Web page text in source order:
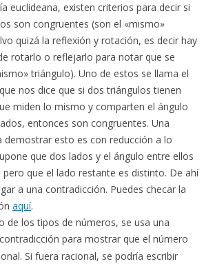
euclideana, existen criterios para decir si
son congruentes (son el «mismo»
quizá la reflexión y rotación, es decir hay
rotarlo o reflejarlo para notar que se
triángulo). Uno de estos se llama el
que nos dice que si dos triángulos tienen
miden lo mismo y comparten el ángulo
entonces son congruentes. Una
demostrar esto es con reducción a lo
que dos lados y el ángulo entre ellos
pero que el lado restante es distinto. De ahí
a una contradicción. Puedes checar la
aquí.
de los tipos de números, se usa una
para mostrar que el número
Si fuera racional, se podría escribir